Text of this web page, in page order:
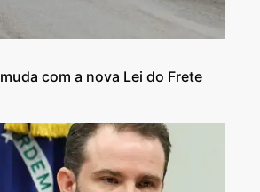
com a nova Lei do Frete